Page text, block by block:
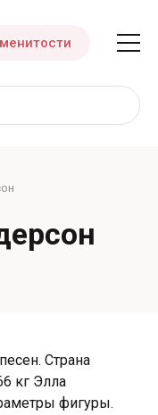
Страна
кг Элла
фигуры.